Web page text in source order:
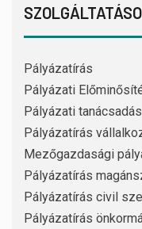
Pályázatírás
Pályázati
Pályázati tanácsadás
Pályázatírás
Mezőgazdasági
Pályázatírás
Pályázatírás civil
Pályázatírás